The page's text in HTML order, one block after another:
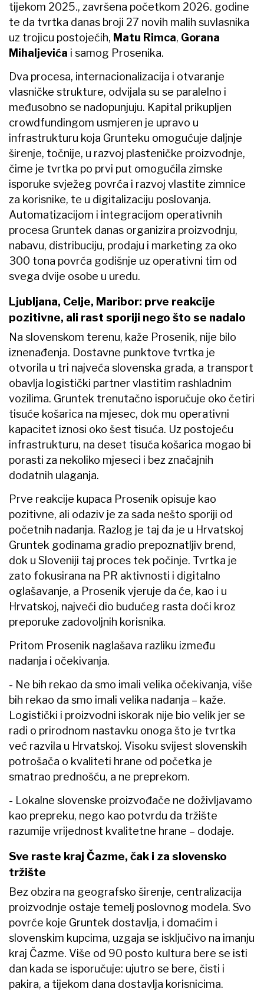
tijekom 2025., završena početkom 2026. godine
te da tvrtka danas broji 27 novih malih suvlasnika
uz trojicu postojećih, Matu Rimca, Gorana
Mihaljevića i samog Prosenika.
Dva procesa, internacionalizacija i otvaranje
vlasničke strukture, odvijala su se paralelno i
međusobno se nadopunjuju. Kapital prikupljen
crowdfundingom usmjeren je upravo u
infrastrukturu koja Grunteku omogućuje daljnje
širenje, točnije, u razvoj plasteničke proizvodnje,
čime je tvrtka po prvi put omogućila zimske
isporuke svježeg povrća i razvoj vlastite zimnice
za korisnike, te u digitalizaciju poslovanja.
Automatizacijom i integracijom operativnih
procesa Gruntek danas organizira proizvodnju,
nabavu, distribuciju, prodaju i marketing za oko
300 tona povrća godišnje uz operativni tim od
svega dvije osobe u uredu.
Ljubljana, Celje, Maribor: prve reakcije
pozitivne, ali rast sporiji nego što se nadalo
Na slovenskom terenu, kaže Prosenik, nije bilo
iznenađenja. Dostavne punktove tvrtka je
otvorila u tri najveća slovenska grada, a transport
obavlja logistički partner vlastitim rashladnim
vozilima. Gruntek trenutačno isporučuje oko četiri
tisuće košarica na mjesec, dok mu operativni
kapacitet iznosi oko šest tisuća. Uz postojeću
infrastrukturu, na deset tisuća košarica mogao bi
porasti za nekoliko mjeseci i bez značajnih
dodatnih ulaganja.
Prve reakcije kupaca Prosenik opisuje kao
pozitivne, ali odaziv je za sada nešto sporiji od
početnih nadanja. Razlog je taj da je u Hrvatskoj
Gruntek godinama gradio prepoznatljiv brend,
dok u Sloveniji taj proces tek počinje. Tvrtka je
zato fokusirana na PR aktivnosti i digitalno
oglašavanje, a Prosenik vjeruje da će, kao i u
Hrvatskoj, najveći dio budućeg rasta doći kroz
preporuke zadovoljnih korisnika.
Pritom Prosenik naglašava razliku između
nadanja i očekivanja.
- Ne bih rekao da smo imali velika očekivanja, više
bih rekao da smo imali velika nadanja – kaže.
Logistički i proizvodni iskorak nije bio velik jer se
radi o prirodnom nastavku onoga što je tvrtka
već razvila u Hrvatskoj. Visoku svijest slovenskih
potrošača o kvaliteti hrane od početka je
smatrao prednošću, a ne preprekom.
- Lokalne slovenske proizvođače ne doživljavamo
kao prepreku, nego kao potvrdu da tržište
razumije vrijednost kvalitetne hrane – dodaje.
Sve raste kraj Čazme, čak i za slovensko
tržište
Bez obzira na geografsko širenje, centralizacija
proizvodnje ostaje temelj poslovnog modela. Svo
povrće koje Gruntek dostavlja, i domaćim i
slovenskim kupcima, uzgaja se isključivo na imanju
kraj Čazme. Više od 90 posto kultura bere se isti
dan kada se isporučuje: ujutro se bere, čisti i
pakira, a tijekom dana dostavlja korisnicima.